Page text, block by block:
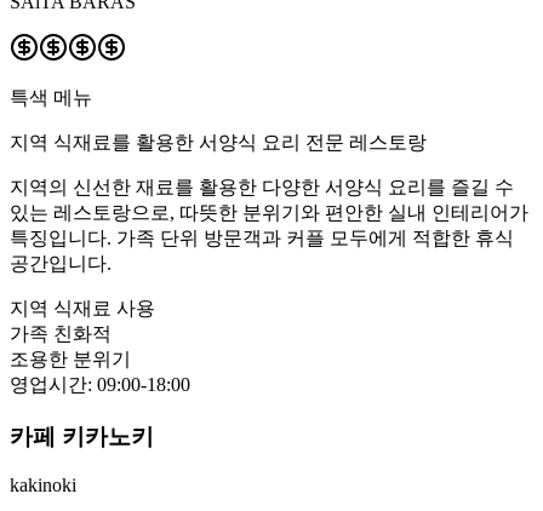
특색 메뉴
지역 식재료를 활용한 서양식 요리 전문 레스토랑
지역의 신선한 재료를 활용한 다양한 서양식 요리를 즐길 수
있는 레스토랑으로, 따뜻한 분위기와 편안한 실내 인테리어가
특징입니다. 가족 단위 방문객과 커플 모두에게 적합한 휴식
공간입니다.
지역 식재료 사용
가족 친화적
조용한 분위기
영업시간: 09:00-18:00
카페 키카노키
kakinoki